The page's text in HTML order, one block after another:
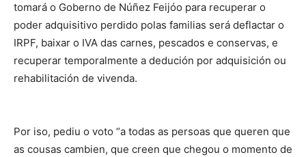
tomará o Goberno de Núñez Feijóo para recuperar o
poder adquisitivo perdido polas familias será deflactar o
IRPF, baixar o IVA das carnes, pescados e conservas, e
recuperar temporalmente a dedución por adquisición ou
rehabilitación de vivenda.
Por iso, pediu o voto “a todas as persoas que queren que
as cousas cambien, que creen que chegou o momento de